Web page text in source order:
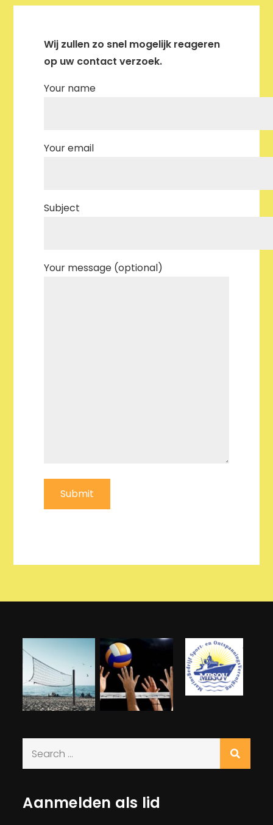
Wij zullen zo snel mogelijk reageren
op uw contact verzoek.
Your name
Your email
Subject
Your message (optional)
Aanmelden als lid